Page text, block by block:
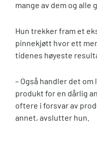
mange av dem og
Hun trekker fram et
pinnekjøtt hvor ett
tidenes høyeste
– Også handler det
produkt for en dårlig
oftere i forsvar av
annet, avslutter hun.